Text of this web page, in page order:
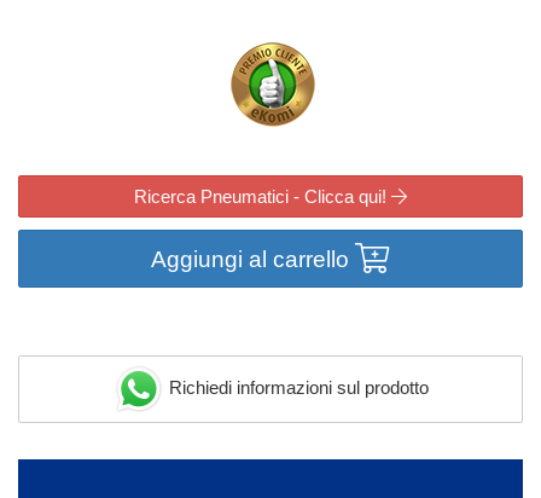
Ricerca Pneumatici - Clicca qui!
Aggiungi al carrello
Richiedi informazioni sul prodotto